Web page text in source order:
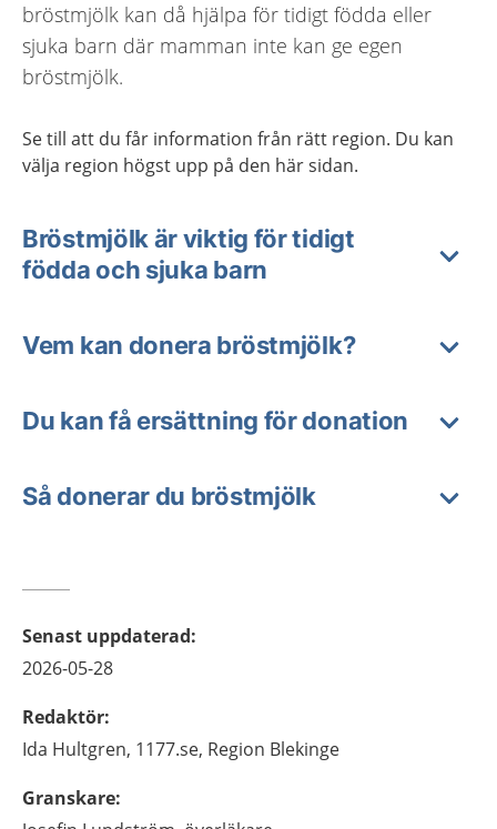
bröstmjölk kan då hjälpa för tidigt födda eller
sjuka barn där mamman inte kan ge egen
bröstmjölk.
Se till att du får information från rätt region. Du kan
välja region högst upp på den här sidan.
Bröstmjölk är viktig för tidigt
födda och sjuka barn
Vem kan donera bröstmjölk?
Du kan få ersättning för donation
Så donerar du bröstmjölk
Senast uppdaterad:
2026-05-28
Redaktör:
Ida Hultgren, 1177.se, Region Blekinge
Granskare: